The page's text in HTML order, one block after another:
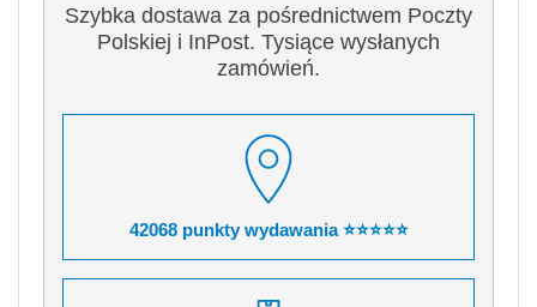
Szybka dostawa za pośrednictwem Poczty
Polskiej i InPost. Tysiące wysłanych
zamówień.
42068 punkty wydawania ⭐⭐⭐⭐⭐